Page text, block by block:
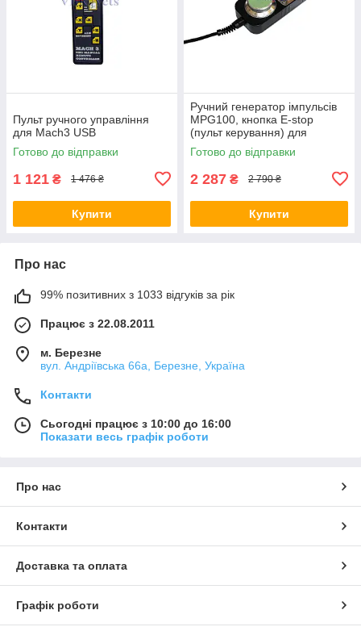
Пульт ручного управління
для Mach3 USB
Готово до відправки
1 121 ₴ 1 476 ₴
Купити
Ручний генератор імпульсів
MPG100, кнопка E-stop
(пульт керування) для
верстатів з ЧПК (ЧПУ)
Готово до відправки
2 287 ₴ 2 790 ₴
Купити
Про нас
99% позитивних з 1033 відгуків за рік
Працює з 22.08.2011
м. Березне
вул. Андріївська 66а, Березне, Україна
Контакти
Сьогодні працює з 10:00 до 16:00
Показати весь графік роботи
Про нас
Контакти
Доставка та оплата
Графік роботи